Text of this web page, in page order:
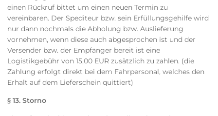
einen Rückruf bittet um einen neuen Termin zu
vereinbaren. Der Spediteur bzw. sein Erfüllungsgehilfe wird
nur dann nochmals die Abholung bzw. Auslieferung
vornehmen, wenn diese auch abgesprochen ist und der
Versender bzw. der Empfänger bereit ist eine
Logistikgebühr von 15,00 EUR zusätzlich zu zahlen. (die
Zahlung erfolgt direkt bei dem Fahrpersonal, welches den
Erhalt auf dem Lieferschein quittiert)
§ 13. Storno